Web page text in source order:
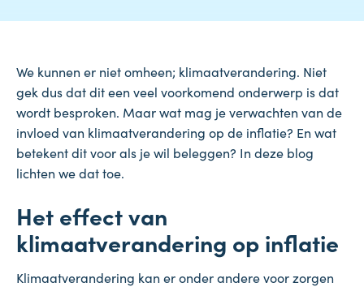
We kunnen er niet omheen; klimaatverandering. Niet
gek dus dat dit een veel voorkomend onderwerp is dat
wordt besproken. Maar wat mag je verwachten van de
invloed van klimaatverandering op de inflatie? En wat
betekent dit voor als je wil beleggen? In deze blog
lichten we dat toe.
Het effect van
klimaatverandering op inflatie
Klimaatverandering kan er onder andere voor zorgen